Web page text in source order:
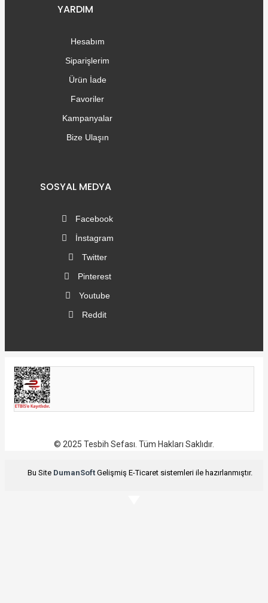
YARDIM
Hesabım
Siparişlerim
Ürün İade
Favoriler
Kampanyalar
Bize Ulaşın
SOSYAL MEDYA
Facebook
İnstagram
Twitter
Pinterest
Youtube
Reddit
© 2025 Tesbih Sefası. Tüm Hakları Saklıdır.
Bu Site DumanSoft Gelişmiş E-Ticaret sistemleri ile hazırlanmıştır.